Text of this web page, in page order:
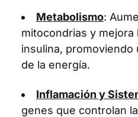
Metabolismo:
mitocondrias y mejora
insulina,
de la energía.
Inflamación y
genes que controlan